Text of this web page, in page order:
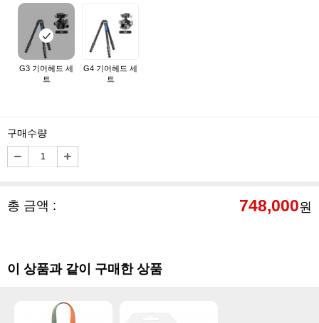
G3 기어헤드 세
트
G4 기어헤드 세
트
구매수량
총 금액 : 748,000원
이 상품과 같이 구매한 상품